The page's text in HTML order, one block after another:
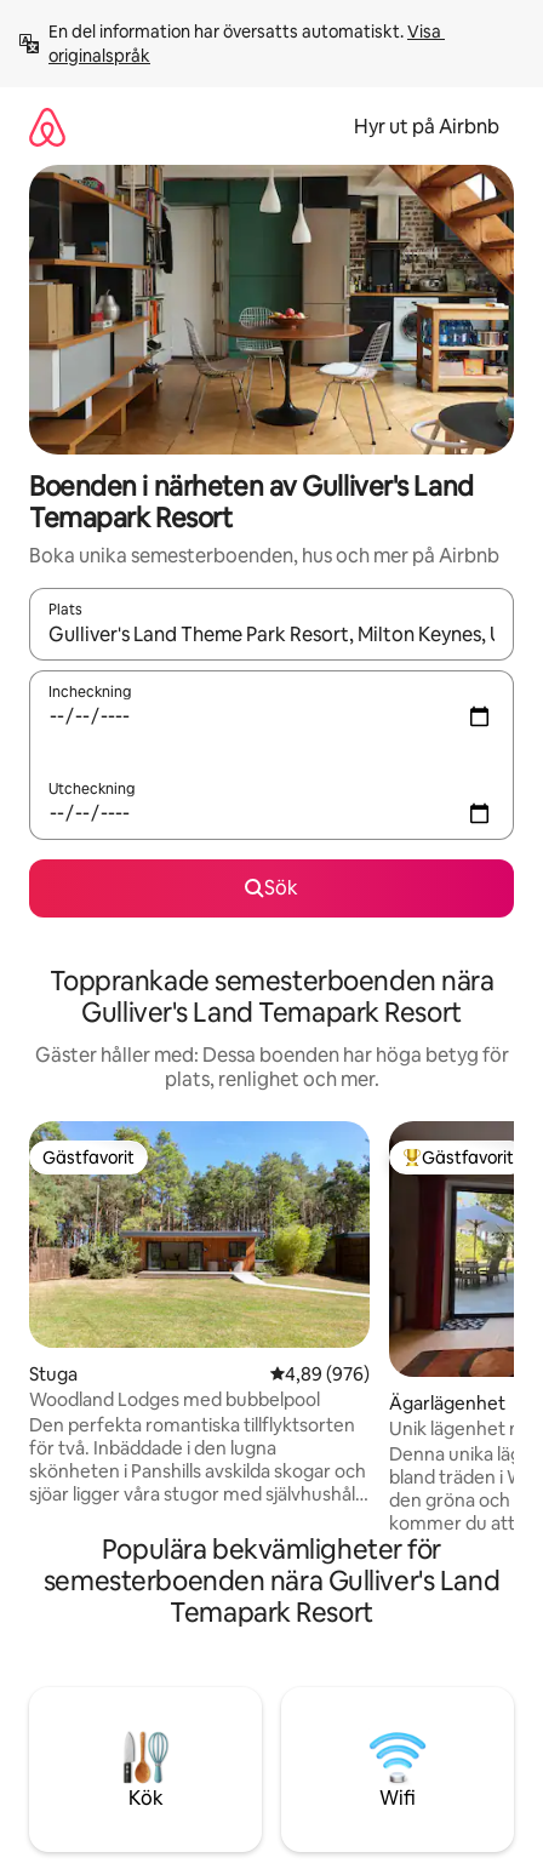
innehåll
En del information har översatts automatiskt. Visa
originalspråk
Hyr ut på Airbnb
Boenden i närheten av Gulliver's Land
Temapark Resort
Boka unika semesterboenden, hus och mer på Airbnb
Plats
När resultaten är tillgängliga kan du navigera med upp- och
Incheckning
Utcheckning
Sök
Topprankade semesterboenden nära
Gulliver's Land Temapark Resort
Gäster håller med: Dessa boenden har höga betyg för
plats, renlighet och mer.
Gästfavorit
Gästfavorit
Stuga 4,89 av 5 i genomsnittligt
4,89 (976)
Woodland Lodges med bubbelpool
Den perfekta romantiska tillflyktsorten
för två. Inbäddade i den lugna
skönheten i Panshills avskilda skogar och
sjöar ligger våra stugor med självhushåll
Prosecco och choklad vid ankomsten
(hör av dig om du föredrar alkoholfria)
Den berömda Bicester Village ligger bara
15 minuter bort och som våra gäster
kommer att ha tillgång till en exklusiv
Populär
Gästfavorit
Ägarlägenhet
Unik lägenhet
skogen
Denna unika
bland träden i
den gröna och
kommer du att
landsbygden och
Detta är ett
älskar att komma
april-maj. Att
sammankomster
Populära bekvämligheter för
semesterboenden nära Gulliver's Land
Temapark Resort
Kök Wifi